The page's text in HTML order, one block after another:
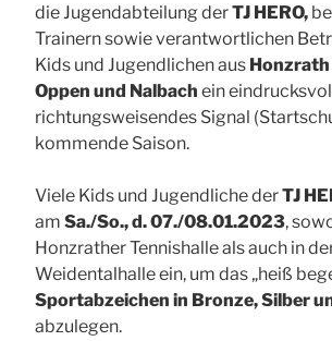
die Jugendabteilung derTJ HERO,
Trainern sowie verantwortlichen
Kids und Jugendlichen aus
Oppen und Nalbach ein
richtungsweisendes Signal
kommende Saison.
Viele Kids und Jugendliche derTJ
am Sa./So., d. 07./08.01.2023,
Honzrather Tennishalle als auch in
Weidentalhalle ein, um das „heiß
Sportabzeichen in Bronze, Silber
abzulegen.